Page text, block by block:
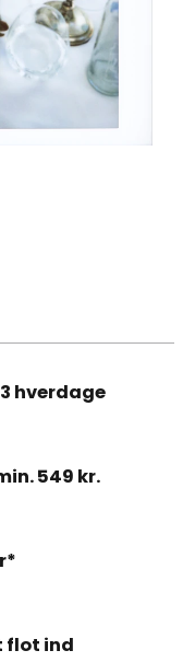
hverdage
549 kr.
flot ind